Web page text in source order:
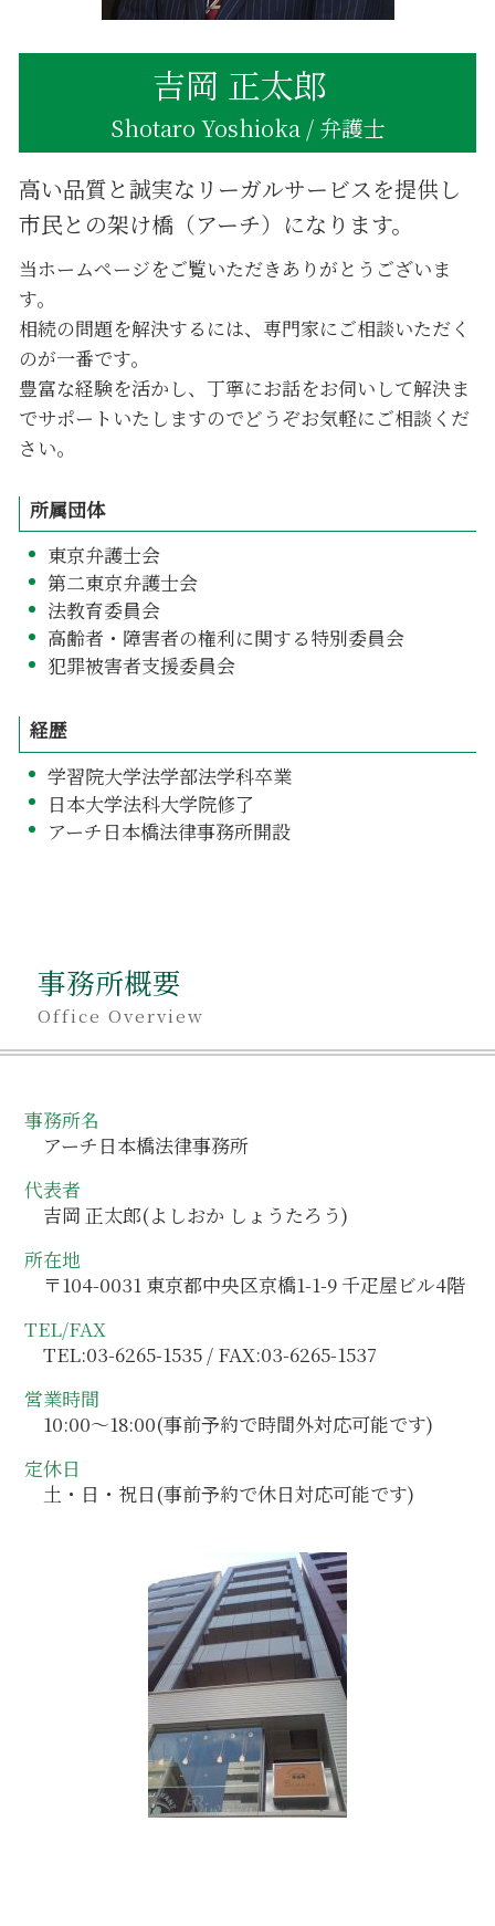
吉岡 正太郎
Shotaro Yoshioka / 弁護士
高い品質と誠実なリーガルサービスを提供し
市民との架け橋（アーチ）になります。
当ホームページをご覧いただきありがとうございま
す。
相続の問題を解決するには、専門家にご相談いただく
のが一番です。
豊富な経験を活かし、丁寧にお話をお伺いして解決ま
でサポートいたしますのでどうぞお気軽にご相談くだ
さい。
所属団体
東京弁護士会
第二東京弁護士会
法教育委員会
高齢者・障害者の権利に関する特別委員会
犯罪被害者支援委員会
経歴
学習院大学法学部法学科卒業
日本大学法科大学院修了
アーチ日本橋法律事務所開設
事務所概要
Office Overview
事務所名
アーチ日本橋法律事務所
代表者
吉岡 正太郎(よしおか しょうたろう)
所在地
〒104-0031 東京都中央区京橋1-1-9 千疋屋ビル4階
TEL/FAX
TEL:03-6265-1535 / FAX:03-6265-1537
営業時間
10:00～18:00(事前予約で時間外対応可能です)
定休日
土・日・祝日(事前予約で休日対応可能です)